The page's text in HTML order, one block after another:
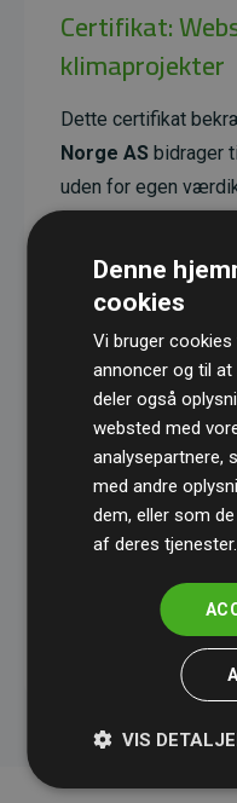
Certifikat:
klimaprojekter
Dette certifikat
Norge AS bidrager
uden for egen
reducerende effekt,
dobbelt så meget
Alle projekter er
Standard– en
kvalitet og
Du kan læse mere
initiativet
Denne
cookies
Vi bruger
annoncer og til at
deler også
websted med
analysepartnere,
med andre
dem, eller som
af deres
VIS